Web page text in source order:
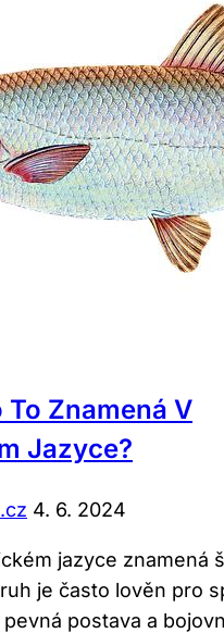
do
češtiny
To Znamená V
Jazyce?
4. 6. 2024
jazyce znamená
je často lověn pro
postava a